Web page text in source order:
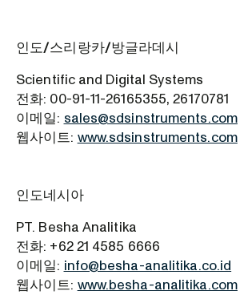
인도/스리랑카/방글라데시
Scientific and Digital Systems
전화: 00-91-11-26165355, 26170781
이메일: sales@sdsinstruments.com
웹사이트: www.sdsinstruments.com
인도네시아
PT. Besha Analitika
전화: +62 21 4585 6666
이메일: info@besha-analitika.co.id
웹사이트: www.besha-analitika.com